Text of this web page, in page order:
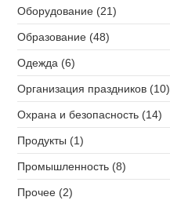
Оборудование (21)
Образование (48)
Одежда (6)
Организация праздников (10)
Охрана и безопасность (14)
Продукты (1)
Промышленность (8)
Прочее (2)